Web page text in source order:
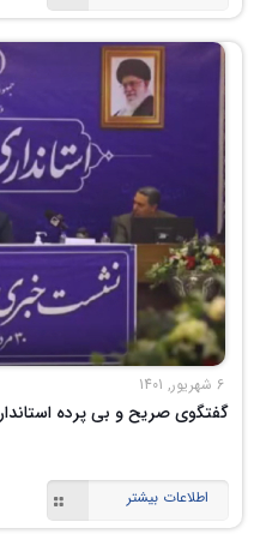
6 شهریور, 1401
گفتگوی صریح و بی پرده استاندار
اطلاعات بیشتر